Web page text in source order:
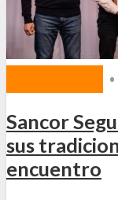
•
Sancor
sus
encuentro